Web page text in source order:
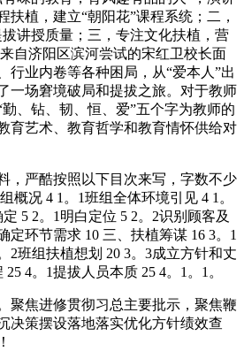
扶植，建立“朝阳花”课程系统；二，
讲授质量；三，专注文化扶植，营
自济阳区滨河尝试的宋红卫校长面
行业内卷等各种困局，从“爱本人”出
一场窘境破局和提拔之旅。对于教师
、钻、韧、恒、爱”五个字为教师的
育艺术、教育哲学和教育情怀供给对
严酷按照以下目次来写，字数不少
概况 4 1。1班组全体环境引见 4 1。
5 2。1明白定位 5 2。2识别顾客及
定环节需求 10 三、扶植筹谋 16 3。1
2班组扶植想划 20 3。3成立方针和丈
4。1提拔人员本质 25 4。1。1。
焦进修贯彻习总主要批示，聚焦鞭
决策摆设落地落实优化方针绩效查